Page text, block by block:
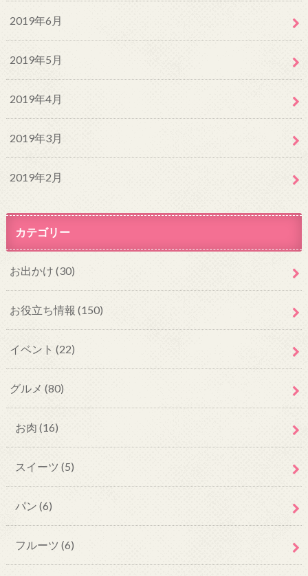
2019年6月
2019年5月
2019年4月
2019年3月
2019年2月
カテゴリー
お出かけ (30)
お役立ち情報 (150)
イベント (22)
グルメ (80)
お肉 (16)
スイーツ (5)
パン (6)
フルーツ (6)